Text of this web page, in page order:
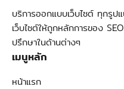
บริการออกแบบเว็บไซต์ ทุกรู
เว็บไซต์ให้ถูกหลักการของ
ปรึกษาในด้านต่างๆ
เมนูหลัก
หน้าแรก